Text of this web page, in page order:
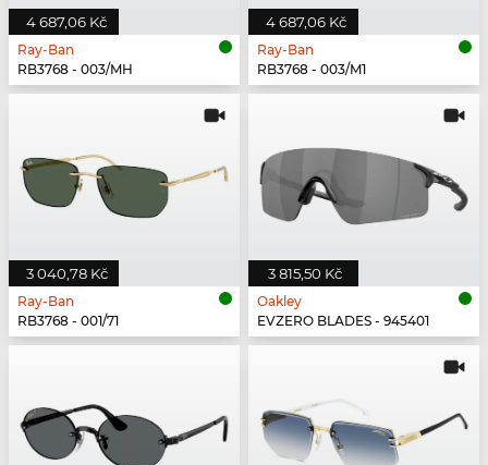
4 687,06 Kč
Ray-Ban
RB3768 - 003/MH
4 687,06 Kč
Ray-Ban
RB3768 - 003/M1
3 040,78 Kč
Ray-Ban
RB3768 - 001/71
3 815,50 Kč
Oakley
EVZERO BLADES - 945401